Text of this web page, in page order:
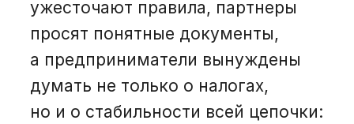
Получить консультацию
ужесточают правила, партнеры
просят понятные документы,
а предприниматели вынуждены
думать не только о налогах,
но и о стабильности всей цепочки: